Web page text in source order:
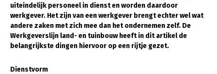
Transitiepaden
Thema’s
Gezonde planten
Gezonde dieren
uiteindelijk personeel in dienst en worden daardoor
werkgever. Het zijn van een werkgever brengt echter wel wat
andere zaken met zich mee dan het ondernemen zelf. De
Werkgeverslijn land- en tuinbouw heeft in dit artikel de
belangrijkste dingen hiervoor op een rijtje gezet.
Dienstvorm